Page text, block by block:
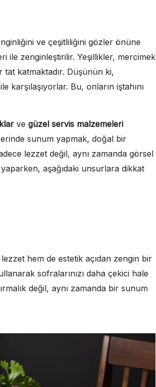
ve çeşitliliğini gözler önüne
ile zenginleştirilir. Yeşillikler, mercimek
tat katmaktadır. Düşünün ki,
Bu, onların iştahını
ve güzel servis malzemeleri
sunum yapmak, doğal bir
lezzet değil, aynı zamanda görsel
aşağıdaki unsurlara dikkat
hem de estetik açıdan zengin bir
sofralarınızı daha çekici hale
değil, aynı zamanda bir sunum